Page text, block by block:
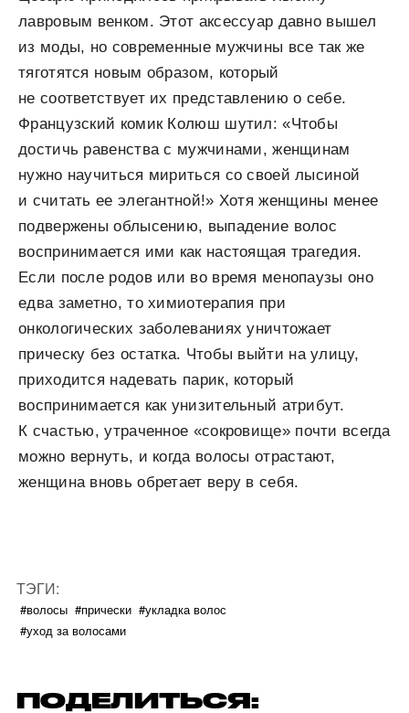
лавровым венком. Этот аксессуар давно вышел
из моды, но современные мужчины все так же
тяготятся новым образом, который
не соответствует их представлению о себе.
Французский комик Колюш шутил: «Чтобы
достичь равенства с мужчинами, женщинам
нужно научиться мириться со своей лысиной
и считать ее элегантной!» Хотя женщины менее
подвержены облысению, выпадение волос
воспринимается ими как настоящая трагедия.
Если после родов или во время менопаузы оно
едва заметно, то химиотерапия при
онкологических заболеваниях уничтожает
прическу без остатка. Чтобы выйти на улицу,
приходится надевать парик, который
воспринимается как унизительный атрибут.
К счастью, утраченное «сокровище» почти всегда
можно вернуть, и когда волосы отрастают,
женщина вновь обретает веру в себя.
ТЭГИ:
#волосы #прически #укладка волос
#уход за волосами
ПОДЕЛИТЬСЯ: